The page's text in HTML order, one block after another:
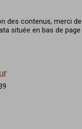
des contenus, merci
située en bas de